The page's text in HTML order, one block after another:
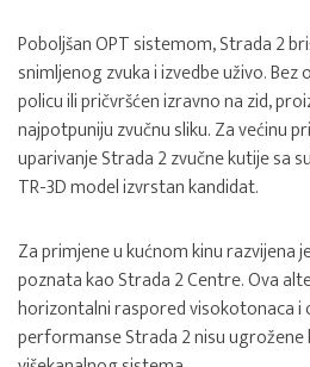
Poboljšan OPT sistemom, Strada 2
snimljenog zvuka i izvedbe uživo. Bez
policu ili pričvršćen izravno na zid,
najpotpuniju zvučnu sliku. Za većinu
uparivanje Strada 2 zvučne kutije sa
TR-3D model izvrstan kandidat.
Za primjene u kućnom kinu razvijena
poznata kao Strada 2 Centre. Ova
horizontalni raspored visokotonaca i
performanse Strada 2 nisu ugrožene